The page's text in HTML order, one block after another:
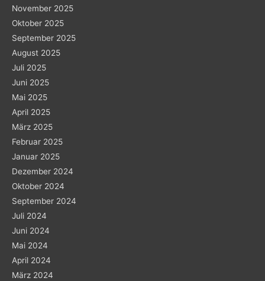
November 2025
Oktober 2025
September 2025
August 2025
Juli 2025
Juni 2025
Mai 2025
April 2025
März 2025
Februar 2025
Januar 2025
Dezember 2024
Oktober 2024
September 2024
Juli 2024
Juni 2024
Mai 2024
April 2024
März 2024